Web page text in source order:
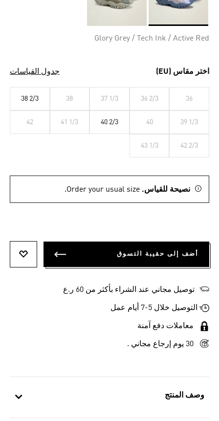
وصف المنتج
Glory Grey / Tech Ink / Active Red
اختر مقاس (EU) جدول القياسات
36
36 2/3
37 1/3
38
38 2/3
39 1/3
40
40 2/3
41 1/3
42
42 2/3
43 1/3
نصيحة للقياس. Order your usual size.
أضف إلى حقيبة التسوق
توصيل مجاني عند الشراء بأكثر من 60 ر.ع
التوصيل خلال 5-7 أيام عمل
معاملات دفع آمنة